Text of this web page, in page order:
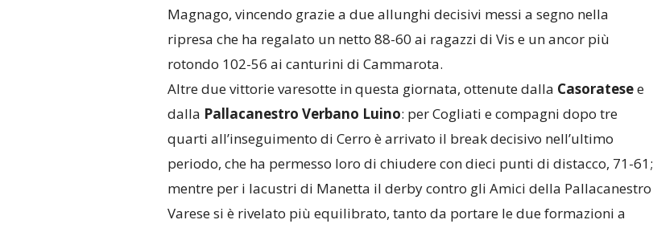
Magnago, vincendo grazie a due allunghi decisivi messi a segno nella
ripresa che ha regalato un netto 88-60 ai ragazzi di Vis e un ancor più
rotondo 102-56 ai canturini di Cammarota.
Altre due vittorie varesotte in questa giornata, ottenute dalla Casoratesee
dalla Pallacanestro Verbano Luino: per Cogliati e compagni dopo tre
quarti all’inseguimento di Cerro è arrivato il break decisivo nell’ultimo
periodo, che ha permesso loro di chiudere con dieci punti di distacco, 71-61;
mentre per i lacustri di Manetta il derby contro gli Amici della Pallacanestro
Varese si è rivelato più equilibrato, tanto da portare le due formazioni a